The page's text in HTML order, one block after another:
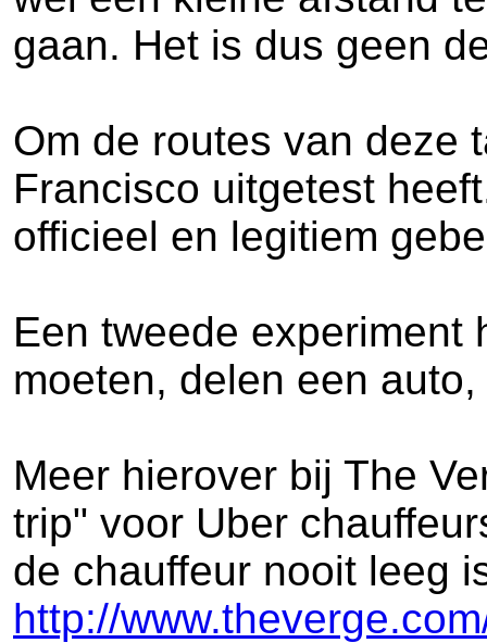
gaan. Het is dus geen
Om de routes van deze
Francisco uitgetest
officieel en legitiem
Een tweede experiment
moeten, delen een
Meer hierover bij The
trip" voor Uber
de chauffeur nooit leeg
http://